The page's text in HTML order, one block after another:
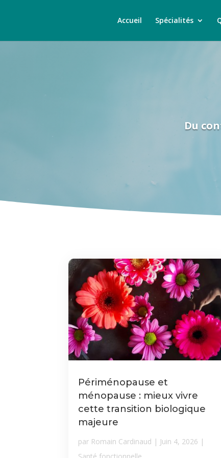
Accueil Spécialités
Du
Périménopause et
ménopause : mieux vivre
cette transition biologique
majeure
par Romain Cardinaud | Juin 4, 2026 |